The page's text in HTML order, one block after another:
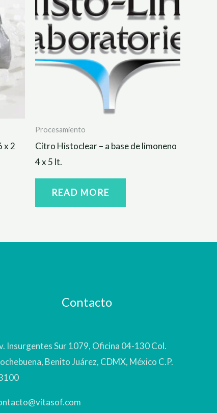
x 2
Procesamiento
Citro Histoclear – a base de limoneno
4 x 5 lt.
READ MORE
Contacto
Insurgentes Sur 1079, Oficina 04-130 Col.
Benito Juárez, CDMX, México C.P.